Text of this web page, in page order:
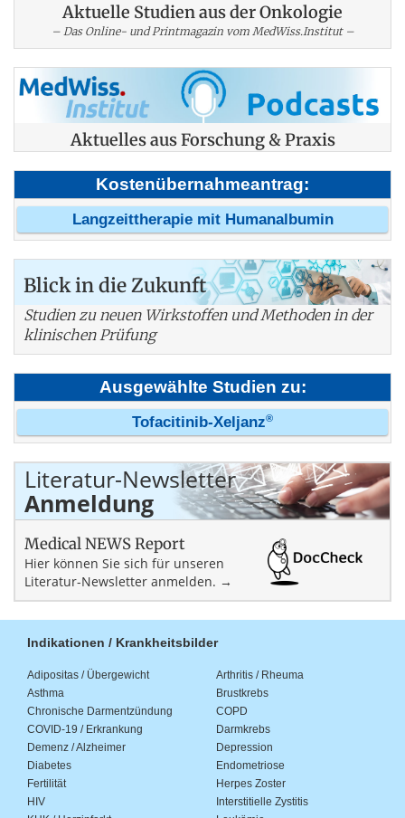
Aktuelle Studien aus der Onkologie
– Das Online- und Printmagazin vom MedWiss.Institut –
Aktuelles aus Forschung & Praxis
Kostenübernahmeantrag:
Langzeittherapie mit Humanalbumin
Blick in die Zukunft
Studien zu neuen Wirkstoffen und Methoden in der
klinischen Prüfung
Ausgewählte Studien zu:
Tofacitinib-Xeljanz®
Literatur-Newsletter
Anmeldung
Medical NEWS Report
Hier können Sie sich für unseren
Literatur-Newsletter anmelden. →
Indikationen / Krankheitsbilder
Adipositas / Übergewicht
Arthritis / Rheuma
Asthma
Brustkrebs
Chronische Darmentzündung
COPD
COVID-19 / Erkrankung
Darmkrebs
Demenz / Alzheimer
Depression
Diabetes
Endometriose
Fertilität
Herpes Zoster
HIV
Interstitielle Zystitis